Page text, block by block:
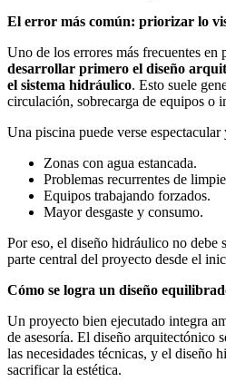
El error más común: priorizar lo
Uno de los errores más frecuentes en
desarrollar primero el diseño
el sistema hidráulico. Esto suele
circulación, sobrecarga de equipos o
Una piscina puede verse espectacular
Zonas con agua estancada.
Problemas recurrentes de
Equipos trabajando forzados.
Mayor desgaste y consumo.
Por eso, el diseño hidráulico no debe
parte central del proyecto desde el
Cómo se logra un diseño
Un proyecto bien ejecutado integra
de asesoría. El diseño arquitectónico
las necesidades técnicas, y el diseño
sacrificar la estética.